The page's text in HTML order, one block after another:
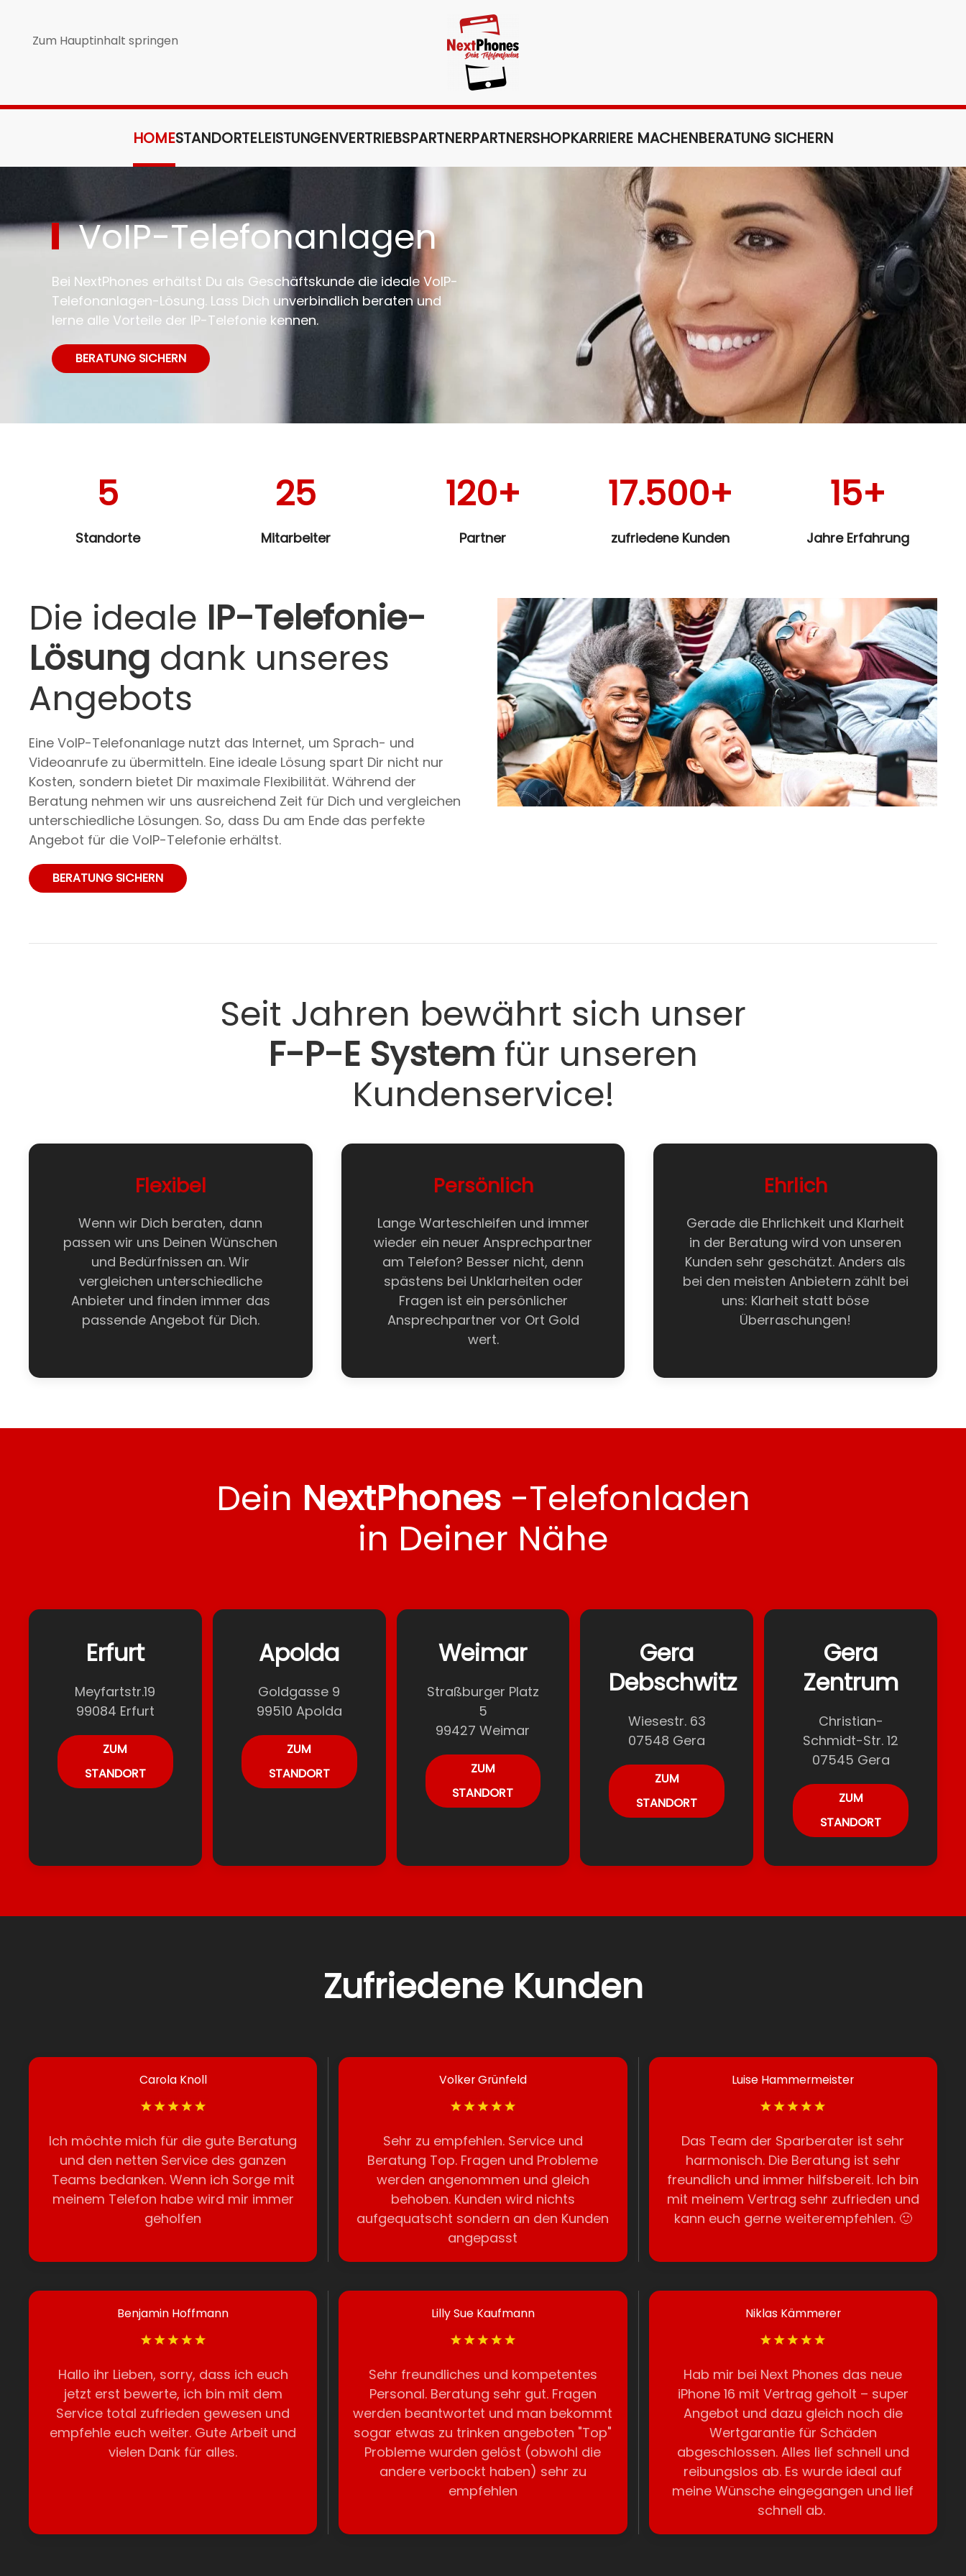
Zum Hauptinhalt springen
HOMESTANDORTELEISTUNGENVERTRIEBSPARTNERPARTNERSHOPKARRIERE MACHENBERATUNG SICHERN
VoIP-Telefonanlagen
Bei NextPhones erhältst Du als Geschäftskunde die ideale VoIP-
Telefonanlagen-Lösung. Lass Dich unverbindlich beraten und
lerne alle Vorteile der IP-Telefonie kennen.
BERATUNG SICHERN
5
Standorte
25
Mitarbeiter
120+
Partner
17.500+
zufriedene Kunden
15+
Jahre Erfahrung
Die ideale IP-Telefonie-
Lösung dank unseres
Angebots
Eine VoIP-Telefonanlage nutzt das Internet, um Sprach- und
Videoanrufe zu übermitteln. Eine ideale Lösung spart Dir nicht nur
Kosten, sondern bietet Dir maximale Flexibilität. Während der
Beratung nehmen wir uns ausreichend Zeit für Dich und vergleichen
unterschiedliche Lösungen. So, dass Du am Ende das perfekte
Angebot für die VoIP-Telefonie erhältst.
BERATUNG SICHERN
Seit Jahren bewährt sich unser
F-P-E System für unseren
Kundenservice!
Flexibel
Wenn wir Dich beraten, dann
passen wir uns Deinen Wünschen
und Bedürfnissen an. Wir
vergleichen unterschiedliche
Anbieter und finden immer das
passende Angebot für Dich.
Persönlich
Lange Warteschleifen und immer
wieder ein neuer Ansprechpartner
am Telefon? Besser nicht, denn
spästens bei Unklarheiten oder
Fragen ist ein persönlicher
Ansprechpartner vor Ort Gold
wert.
Ehrlich
Gerade die Ehrlichkeit und Klarheit
in der Beratung wird von unseren
Kunden sehr geschätzt. Anders als
bei den meisten Anbietern zählt bei
uns: Klarheit statt böse
Überraschungen!
Dein NextPhones -Telefonladen
in Deiner Nähe
Erfurt
Meyfartstr.19
99084 Erfurt
ZUM
STANDORT
Apolda
Goldgasse 9
99510 Apolda
ZUM
STANDORT
Weimar
Straßburger Platz
5
99427 Weimar
ZUM
STANDORT
Gera
Debschwitz
Wiesestr. 63
07548 Gera
ZUM
STANDORT
Gera
Zentrum
Christian-
Schmidt-Str. 12
07545 Gera
ZUM
STANDORT
Zufriedene Kunden
Carola Knoll
Ich möchte mich für die gute Beratung
und den netten Service des ganzen
Teams bedanken. Wenn ich Sorge mit
meinem Telefon habe wird mir immer
geholfen
Volker Grünfeld
Sehr zu empfehlen. Service und
Beratung Top. Fragen und Probleme
werden angenommen und gleich
behoben. Kunden wird nichts
aufgequatscht sondern an den Kunden
angepasst
Luise Hammermeister
Das Team der Sparberater ist sehr
harmonisch. Die Beratung ist sehr
freundlich und immer hilfsbereit. Ich bin
mit meinem Vertrag sehr zufrieden und
kann euch gerne weiterempfehlen. 🙂
Benjamin Hoffmann
Hallo ihr Lieben, sorry, dass ich euch
jetzt erst bewerte, ich bin mit dem
Service total zufrieden gewesen und
empfehle euch weiter. Gute Arbeit und
vielen Dank für alles.
Lilly Sue Kaufmann
Sehr freundliches und kompetentes
Personal. Beratung sehr gut. Fragen
werden beantwortet und man bekommt
sogar etwas zu trinken angeboten "Top"
Probleme wurden gelöst (obwohl die
andere verbockt haben) sehr zu
empfehlen
Niklas Kämmerer
Hab mir bei Next Phones das neue
iPhone 16 mit Vertrag geholt – super
Angebot und dazu gleich noch die
Wertgarantie für Schäden
abgeschlossen. Alles lief schnell und
reibungslos ab. Es wurde ideal auf
meine Wünsche eingegangen und lief
schnell ab.